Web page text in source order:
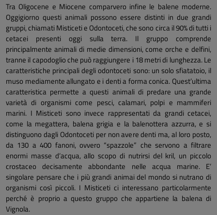
Tra Oligocene e Miocene comparvero infine le balene moderne.
Oggigiorno questi animali possono essere distinti in due grandi
gruppi, chiamati Misticeti e Odontoceti, che sono circa il 90% di tutti i
cetacei presenti oggi sulla terra. Il gruppo comprende
principalmente animali di medie dimensioni, come orche e delfini,
tranne il capodoglio che può raggiungere i 18 metri di lunghezza. Le
caratteristiche principali degli odontoceti sono: un solo sfiatatoio, il
muso mediamente allungato e i denti a forma conica. Quest’ultima
caratteristica permette a questi animali di predare una grande
varietà di organismi come pesci, calamari, polpi e mammiferi
marini. I Misticeti sono invece rappresentati da grandi cetacei,
come la megattera, balena grigia e la balenottera azzurra, e si
distinguono dagli Odontoceti per non avere denti ma, al loro posto,
da 130 a 400 fanoni, ovvero “spazzole” che servono a filtrare
enormi masse d’acqua, allo scopo di nutrirsi del kril, un piccolo
crostaceo decisamente abbondante nelle acqua marine. E’
singolare pensare che i più grandi animai del mondo si nutrano di
organismi così piccoli. I Misticeti ci interessano particolarmente
perché è proprio a questo gruppo che appartiene la balena di
Vignola.